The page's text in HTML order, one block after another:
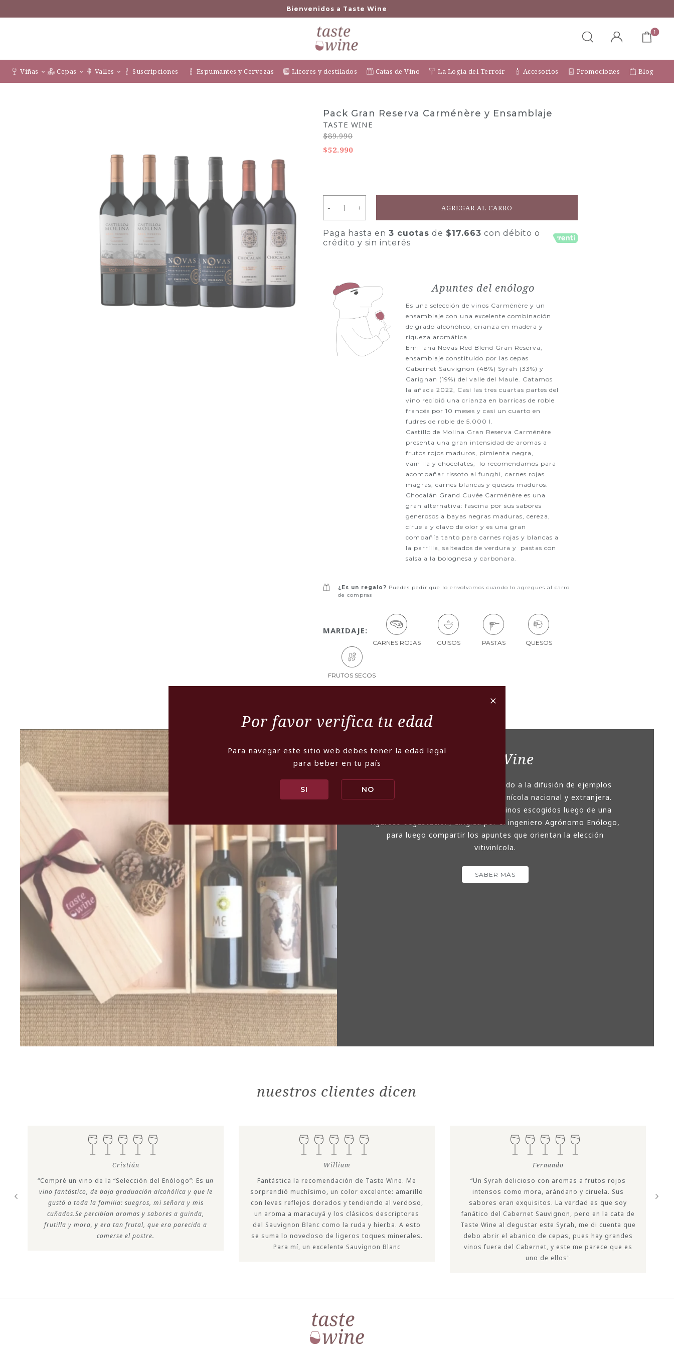
Bienvenidos a Taste Wine
1
Viñas Cepas Valles Suscripciones Espumantes y Cervezas Licores y destilados Catas de Vino La Logia del Terroir Accesorios Promociones Blog
Pack Gran Reserva Carménère y Ensamblaje
TASTE WINE
$89.990
$52.990
+
- +
- AGREGAR AL CARRO
Paga hasta en3 cuotas de $17.663 con débito o
crédito y sin interés
Apuntes del enólogo
Es una selección de vinos Carménère y un
ensamblaje con una excelente combinación
de grado alcohólico, crianza en madera y
riqueza aromática.
Emiliana Novas Red Blend Gran Reserva,
ensamblaje constituido por las cepas
Cabernet Sauvignon (48%) Syrah (33%) y
Carignan (19%) del valle del Maule. Catamos
la añada 2022, Casi las tres cuartas partes del
vino recibió una crianza en barricas de roble
francés por 10 meses y casi un cuarto en
fudres de roble de 5.000 l.
Castillo de Molina Gran Reserva Carménère
presenta una gran intensidad de aromas a
frutos rojos maduros, pimienta negra,
vainilla y chocolates; lo recomendamos para
acompañar rissoto al funghi, carnes rojas
magras, carnes blancas y quesos maduros.
Chocalán Grand Cuvée Carménère es una
gran alternativa: fascina por sus sabores
generosos a bayas negras maduras, cereza,
ciruela y clavo de olor y es una gran
compañía tanto para carnes rojas y blancas a
la parrilla, salteados de verdura y pastas con
salsa a la bolognesa y carbonara.
¿Es un regalo? Puedes pedir que lo envolvamos cuando lo agregues al carro
de compras
MARIDAJE:
CARNES ROJAS GUISOS PASTAS QUESOS
FRUTOS SECOS
Taste Wine
Somos un emprendimiento dedicado a la difusión de ejemplos
destacados de la producción vitivinícola nacional y extranjera.
Nuestro compromiso es ofrecer vinos escogidos luego de una
rigurosa degustación, dirigida por el ingeniero Agrónomo Enólogo,
para luego compartir los apuntes que orientan la elección
vitivinícola.
SABER MÁS
nuestros clientes dicen
Cristián
“Compré un vino de la “Selección del Enólogo”: Es un
vino fantástico, de baja graduación alcohólica y que le
gustó a toda la familia: suegros, mi señora y mis
cuñados.Se percibían aromas y sabores a guinda,
frutilla y mora, y era tan frutal, que era parecido a
comerse el postre.
William
Fantástica la recomendación de Taste Wine. Me
sorprendió muchísimo, un color excelente: amarillo
con leves reflejos dorados y tendiendo al verdoso,
un aroma a maracuyá y los clásicos descriptores
del Sauvignon Blanc como la ruda y hierba. A esto
se suma lo novedoso de ligeros toques minerales.
Para mí, un excelente Sauvignon Blanc
Fernando
“Un Syrah delicioso con aromas a frutos rojos
intensos como mora, arándano y ciruela. Sus
sabores eran exquisitos. La verdad es que soy
fanático del Cabernet Sauvignon, pero en la cata de
Taste Wine al degustar este Syrah, me di cuenta que
debo abrir el abanico de cepas, pues hay grandes
vinos fuera del Cabernet, y este me parece que es
uno de ellos"
+
Por favor verifica tu edad
Para navegar este sitio web debes tener la edad legal
para beber en tu país
SI NO